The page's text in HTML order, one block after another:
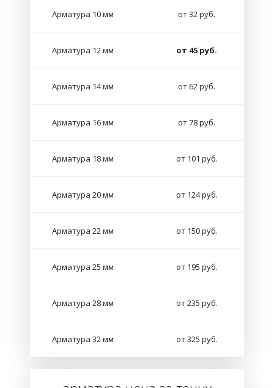
Арматура 10 мм от 32 руб.
Арматура 12 мм от 45 руб.
Арматура 14 мм от 62 руб.
Арматура 16 мм от 78 руб.
Арматура 18 мм от 101 руб.
Арматура 20 мм от 124 руб.
Арматура 22 мм от 150 руб.
Арматура 25 мм от 195 руб.
Арматура 28 мм от 235 руб.
Арматура 32 мм от 325 руб.